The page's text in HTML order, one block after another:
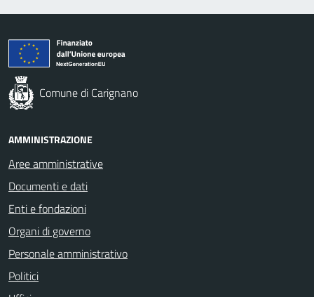
Comune di Carignano
AMMINISTRAZIONE
Aree amministrative
Documenti e dati
Enti e fondazioni
Organi di governo
Personale amministrativo
Politici